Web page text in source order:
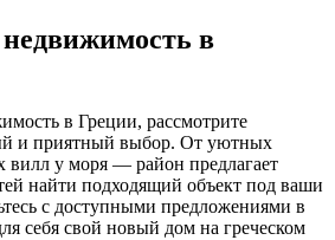
в
в Греции, рассмотрите
и приятный выбор. От уютных
вилл у моря — район предлагает
найти подходящий объект под ваши
с доступными предложениями в
себя свой новый дом на греческом